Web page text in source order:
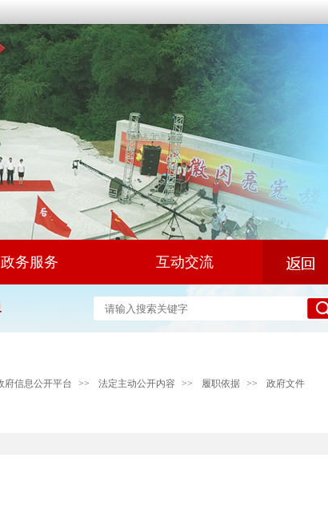
政务服务 互动交流
府信息公开平台 >> 法定主动公开内容 >> 履职依据 >> 政府文件